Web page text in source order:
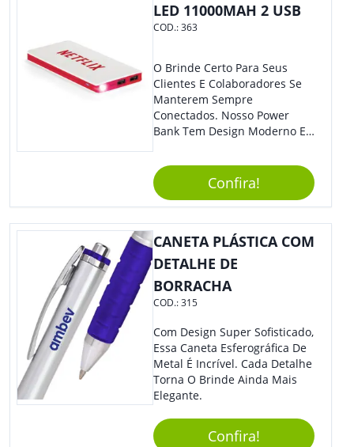
LED 11000MAH 2 USB
COD.:363
O Brinde Certo Para Seus
Clientes E Colaboradores Se
Manterem Sempre
Conectados. Nosso Power
Bank Tem Design Moderno E
Na Bolsa Ou Na Mochila.
Compatível Com Diversos
Aparelhos, O Brinde É Super
Eficiente E Ágil, Ideal Para
Quem Busca Praticidade No
Dia A Dia. Personalize-O Com
Sua Marca E Tenha Ainda
Mais Destaque Em Eventos E
Feiras De Negócios.
Confira!
CANETA PLÁSTICA COM
DETALHE DE
BORRACHA
COD.:315
Com Design Super Sofisticado,
Essa Caneta Esferográfica De
Metal É Incrível. Cada Detalhe
Torna O Brinde Ainda Mais
Elegante.
Confira!